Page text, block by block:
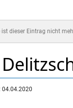
ist dieser Eintrag nicht
04.04.2020